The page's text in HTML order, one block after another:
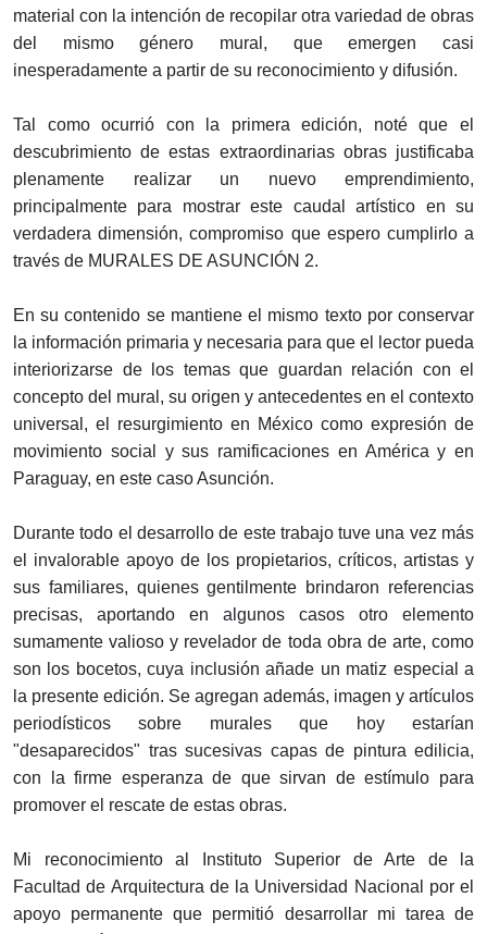
material con la intención de recopilar otra variedad de obras
del mismo género mural, que emergen casi
inesperadamente a partir de su reconocimiento y difusión.
Tal como ocurrió con la primera edición, noté que el
descubrimiento de estas extraordinarias obras justificaba
plenamente realizar un nuevo emprendimiento,
principalmente para mostrar este caudal artístico en su
verdadera dimensión, compromiso que espero cumplirlo a
través de MURALES DE ASUNCIÓN 2.
En su contenido se mantiene el mismo texto por conservar
la información primaria y necesaria para que el lector pueda
interiorizarse de los temas que guardan relación con el
concepto del mural, su origen y antecedentes en el contexto
universal, el resurgimiento en México como expresión de
movimiento social y sus ramificaciones en América y en
Paraguay, en este caso Asunción.
Durante todo el desarrollo de este trabajo tuve una vez más
el invalorable apoyo de los propietarios, críticos, artistas y
sus familiares, quienes gentilmente brindaron referencias
precisas, aportando en algunos casos otro elemento
sumamente valioso y revelador de toda obra de arte, como
son los bocetos, cuya inclusión añade un matiz especial a
la presente edición. Se agregan además, imagen y artículos
periodísticos sobre murales que hoy estarían
"desaparecidos" tras sucesivas capas de pintura edilicia,
con la firme esperanza de que sirvan de estímulo para
promover el rescate de estas obras.
Mi reconocimiento al Instituto Superior de Arte de la
Facultad de Arquitectura de la Universidad Nacional por el
apoyo permanente que permitió desarrollar mi tarea de